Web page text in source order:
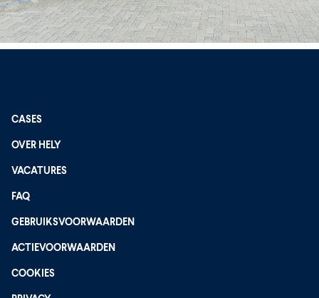
CASES
OVER HELY
VACATURES
FAQ
GEBRUIKSVOORWAARDEN
ACTIEVOORWAARDEN
COOKIES